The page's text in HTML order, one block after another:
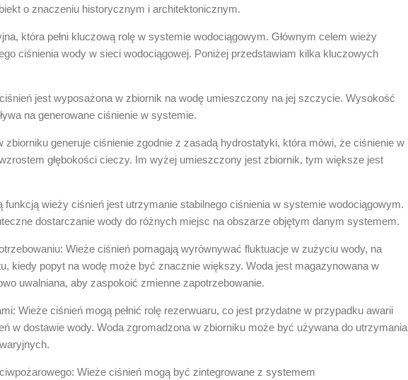
o znaczeniu historycznym i architektonicznym.
która pełni kluczową rolę w systemie wodociągowym. Głównym celem wieży
ciśnienia wody w sieci wodociągowej. Poniżej przedstawiam kilka kluczowych
jest wyposażona w zbiornik na wodę umieszczony na jej szczycie. Wysokość
na generowane ciśnienie w systemie.
zbiorniku generuje ciśnienie zgodnie z zasadą hydrostatyki, która mówi, że ciśnienie w
głębokości cieczy. Im wyżej umieszczony jest zbiornik, tym większe jest
funkcją wieży ciśnień jest utrzymanie stabilnego ciśnienia w systemie wodociągowym.
dostarczanie wody do różnych miejsc na obszarze objętym danym systemem.
Wieże ciśnień pomagają wyrównywać fluktuacje w zużyciu wody, na
kiedy popyt na wodę może być znacznie większy. Woda jest magazynowana w
uwalniana, aby zaspokoić zmienne zapotrzebowanie.
Wieże ciśnień mogą pełnić rolę rezerwuaru, co jest przydatne w przypadku awarii
w dostawie wody. Woda zgromadzona w zbiorniku może być używana do utrzymania
Wieże ciśnień mogą być zintegrowane z systemem